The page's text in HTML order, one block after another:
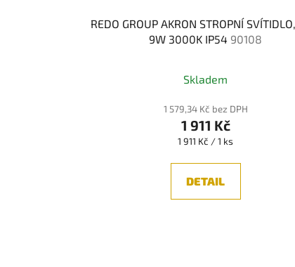
REDO GROUP AKRON STROPNÍ
9W 3000K IP54 90108
Skladem
1 579,34 Kč bez DPH
1 911 Kč
Měrná
1 911 Kč / 1 ks
DETAIL